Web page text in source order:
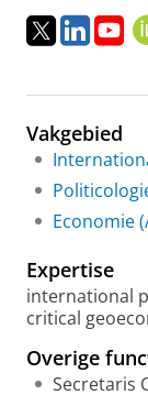
T
w
t
e
r
L
i
k
d
I
n
Y
t
e
Vakgebied
Economie
Expertise
international
critical
Overige
Secretaris